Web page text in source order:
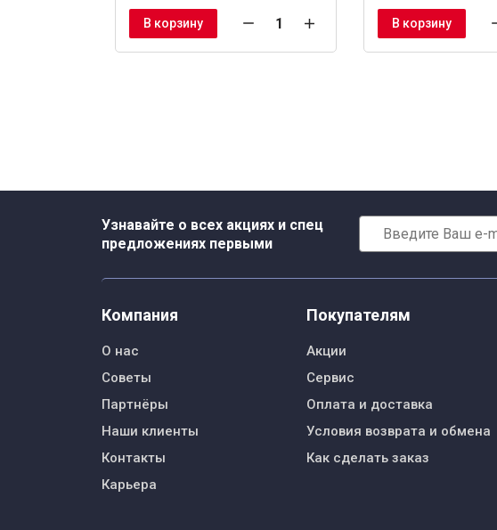
В корзину В корзину
Узнавайте о всех акциях и спец
предложениях первыми
Компания
О нас
Советы
Партнёры
Наши клиенты
Контакты
Карьера
Покупателям
Акции
Сервис
Оплата и доставка
Условия возврата и обмена
Как сделать заказ